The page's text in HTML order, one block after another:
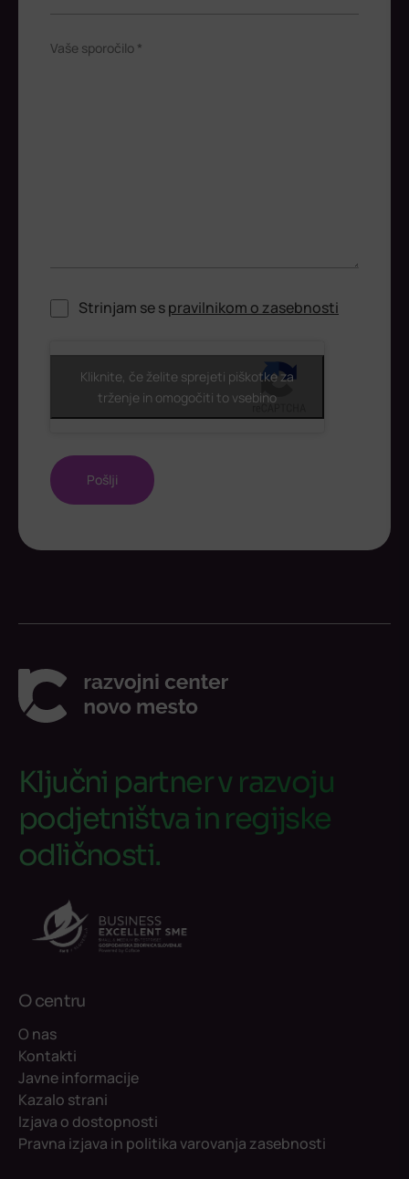
Vaše sporočilo *
Strinjam se spravilnikom o zasebnosti
ReCaptcha
Kliknite, če želite sprejeti piškotke za
trženje in omogočiti to vsebino
Ključni partner v razvoju
podjetništva in regijske
odličnosti.
O centru
O nas
Kontakti
Javne informacije
Kazalo strani
Izjava o dostopnosti
Pravna izjava in politika varovanja zasebnosti